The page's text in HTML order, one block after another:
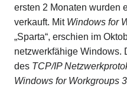
ersten 2 Monaten wurden
verkauft. Mit Windows for
„Sparta“, erschien im
netzwerkfähige Windows.
des TCP/IP
Windows for Workgroups